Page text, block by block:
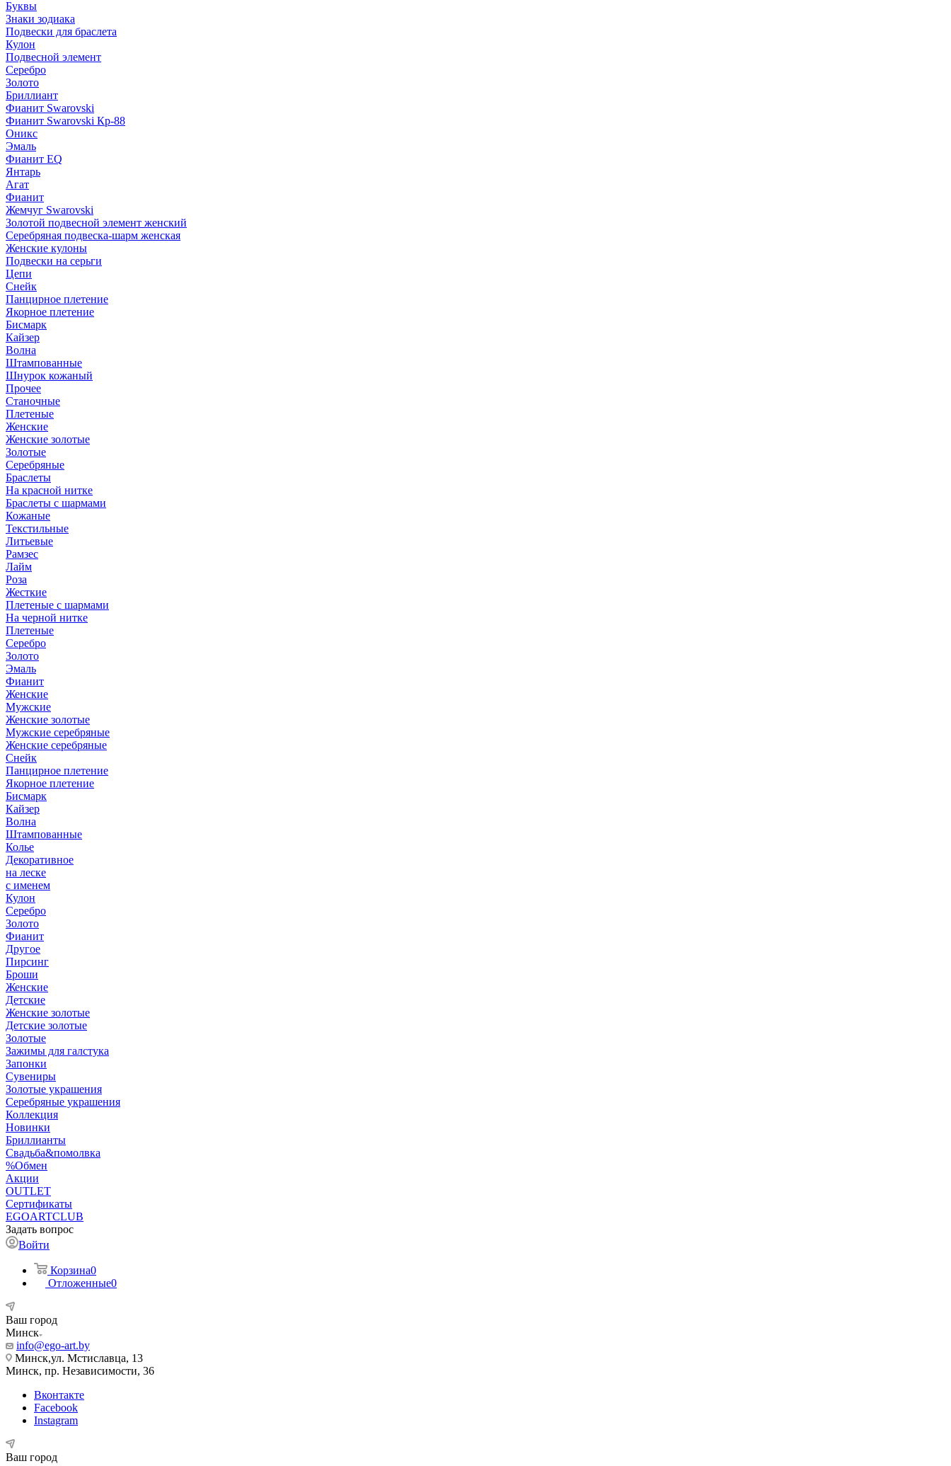
Буквы
Знаки зодиака
Подвески для браслета
Кулон
Подвесной элемент
Серебро
Золото
Бриллиант
Фианит Swarovski
Фианит Swarovski Кр-88
Оникс
Эмаль
Фианит EQ
Янтарь
Агат
Фианит
Жемчуг Swarovski
Золотой подвесной элемент женcкий
Серебряная подвеска-шарм женская
Женские кулоны
Подвески на серьги
Цепи
Снейк
Панцирное плетение
Якорное плетение
Бисмарк
Кайзер
Волна
Штампованные
Шнурок кожаный
Прочее
Станочные
Плетеные
Женские
Женские золотые
Золотые
Серебряные
Браслеты
На красной нитке
Браслеты с шармами
Кожаные
Текстильные
Литьевые
Рамзес
Лайм
Роза
Жесткие
Плетеные с шармами
На черной нитке
Плетеные
Серебро
Золото
Эмаль
Фианит
Женские
Мужские
Женские золотые
Мужские серебряные
Женские серебряные
Снейк
Панцирное плетение
Якорное плетение
Бисмарк
Кайзер
Волна
Штампованные
Колье
Декоративное
на леске
с именем
Кулон
Серебро
Золото
Фианит
Другое
Пирсинг
Броши
Женские
Детские
Женские золотые
Детские золотые
Золотые
Зажимы для галстука
Запонки
Сувениры
Золотые украшения
Серебряные украшения
Коллекция
Новинки
Бриллианты
Свадьба&помолвка
%Обмен
Акции
OUTLET
Сертификаты
EGOARTCLUB
Задать вопрос
Войти
Корзина0
Отложенные0
Ваш город
Минск
info@ego-art.by
Минск,ул. Мстиславца, 13
Минск, пр. Независимости, 36
Вконтакте
Facebook
Instagram
Ваш город